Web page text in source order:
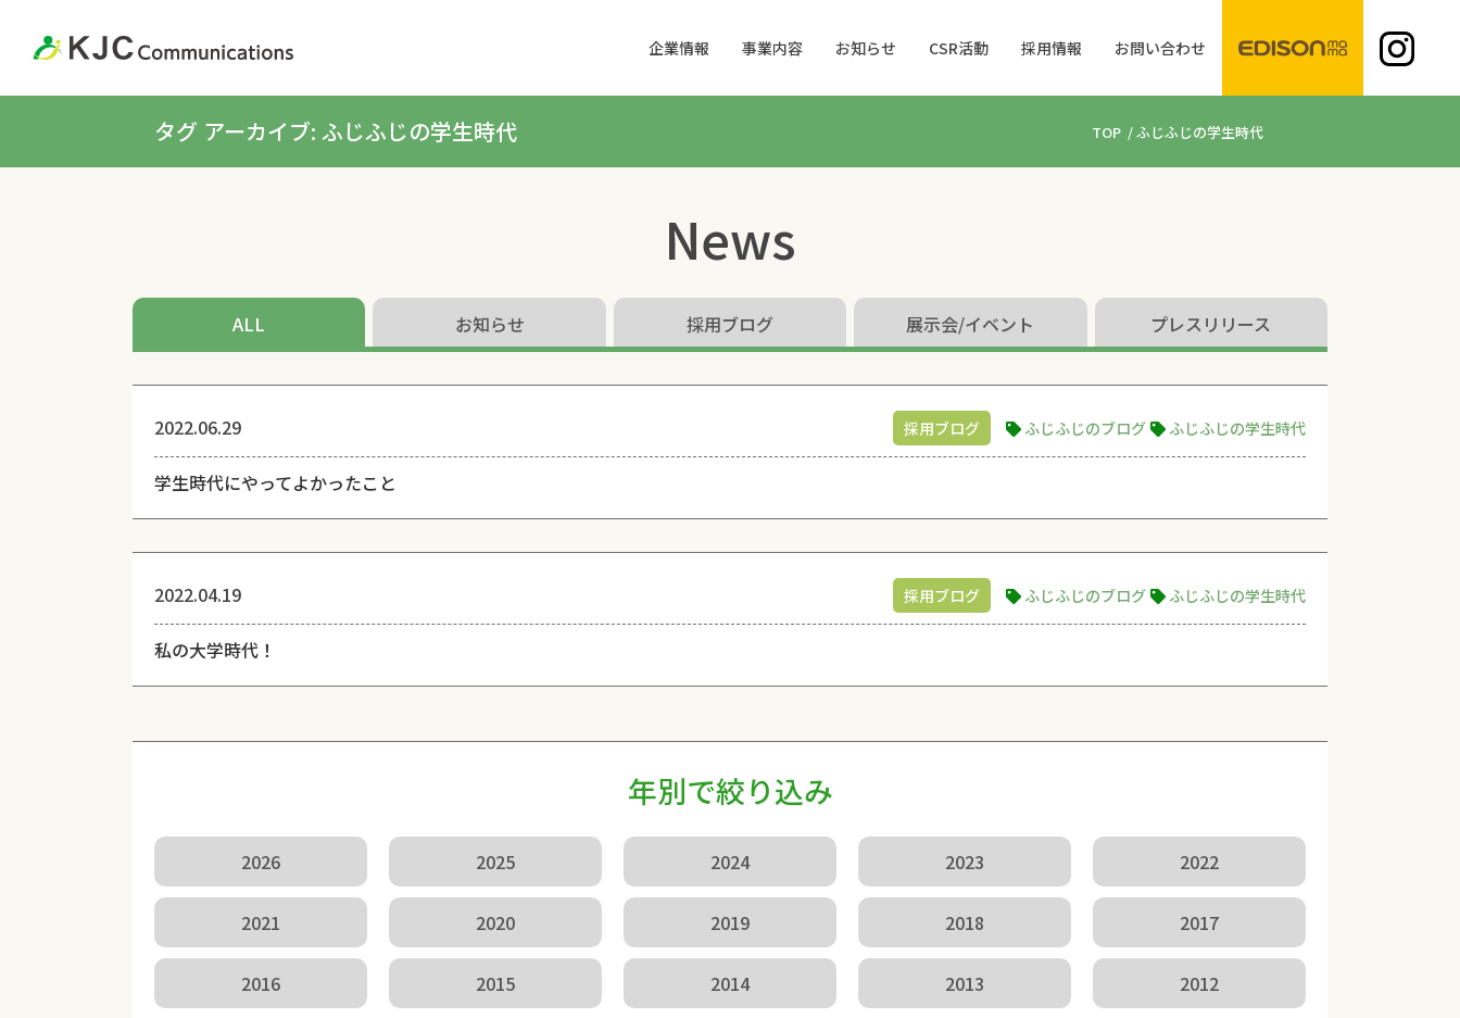
企業情報 事業内容 お知らせ CSR活動 採用情報 お問い合わせ
タグ アーカイブ: ふじふじの学生時代 TOP /ふじふじの学生時代
News
ALL お知らせ 採用ブログ 展示会/イベント プレスリリース
2022.06.29 採用ブログ ふじふじのブログ ふじふじの学生時代
学生時代にやってよかったこと
2022.04.19 採用ブログ ふじふじのブログ ふじふじの学生時代
私の大学時代！
年別で絞り込み
2026 2025 2024 2023 2022
2021 2020 2019 2018 2017
2016 2015 2014 2013 2012